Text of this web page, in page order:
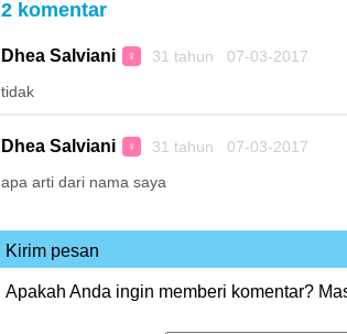
2 komentar
Dhea Salviani ♀ 31 tahun 07-03-2017
tidak
Dhea Salviani ♀ 31 tahun 07-03-2017
apa arti dari nama saya
Kirim pesan
Apakah Anda ingin memberi komentar?